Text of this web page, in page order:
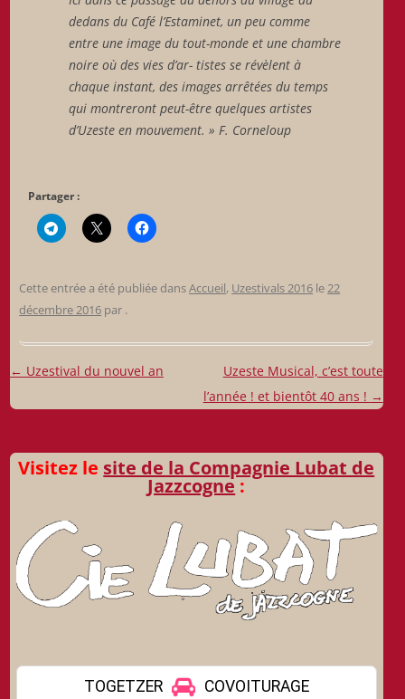
dedans du Café l’Estaminet, un peu comme
entre une image du tout-monde et une chambre
noire où des vies d’ar- tistes se révèlent à
chaque instant, des images arrêtées du temps
qui montreront peut-être quelques artistes
d’Uzeste en mouvement. » F. Corneloup
Partager :
Cette entrée a été publiée dansAccueil, Uzestivals 2016 le22
décembre 2016 par .
Navigation
← Uzestival du nouvel an
Uzeste Musical, c’est toute
l’année ! et bientôt 40 ans ! →
Visitez le site de la Compagnie Lubat de
Jazzcogne: